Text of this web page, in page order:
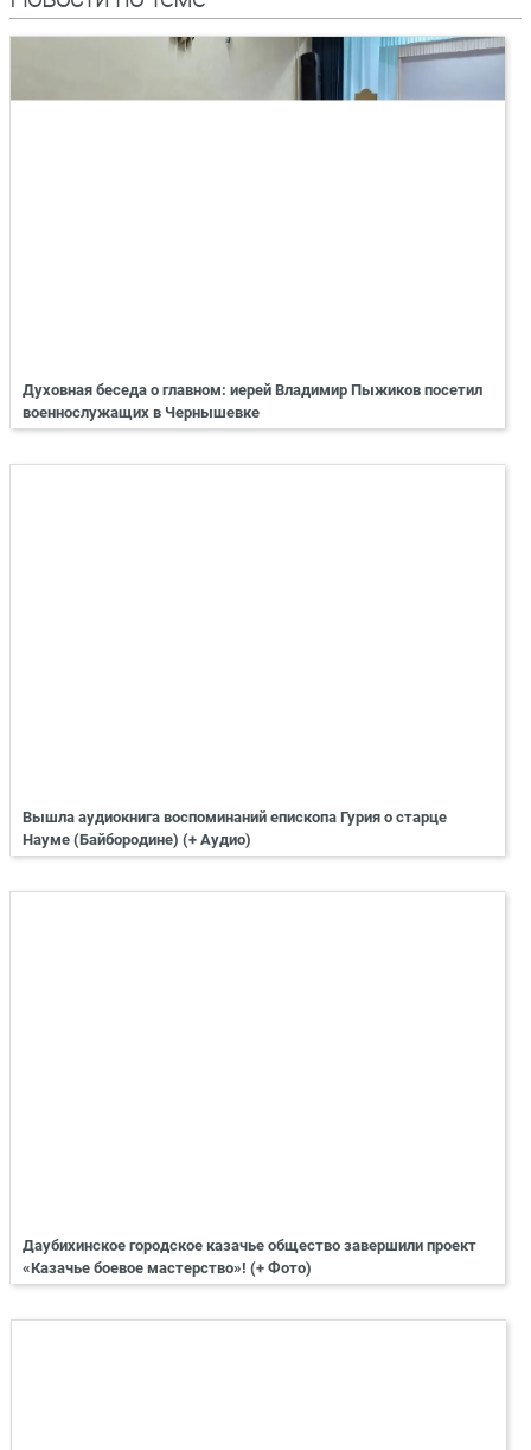
Духовная беседа о главном: иерей Владимир Пыжиков посетил
военнослужащих в Чернышевке
Вышла аудиокнига воспоминаний епископа Гурия о старце
Науме (Байбородине) (+ Аудио)
Даубихинское городское казачье общество завершили проект
«Казачье боевое мастерство»! (+ Фото)